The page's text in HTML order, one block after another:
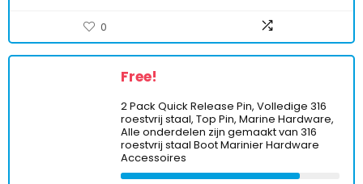
0
Free!
2 Pack Quick Release Pin, Volledige 316
roestvrij staal, Top Pin, Marine Hardware,
Alle onderdelen zijn gemaakt van 316
roestvrij staal Boot Marinier Hardware
Accessoires